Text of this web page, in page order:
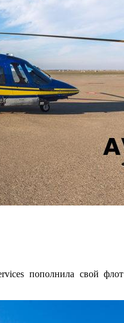
пополнила свой